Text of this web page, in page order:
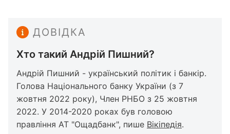
ДОВІДКА
Хто такий Андрій Пишний?
Андрій Пишний - ​​український політик і банкір.
Голова Національного банку України (з 7
жовтня 2022 року), Член РНБО з 25 жовтня
2022. У 2014-2020 роках був головою
правління АТ "Ощадбанк", пише Вікіпедія.